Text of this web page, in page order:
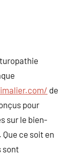
de
pour
sur le bien-
ce soit en
sont